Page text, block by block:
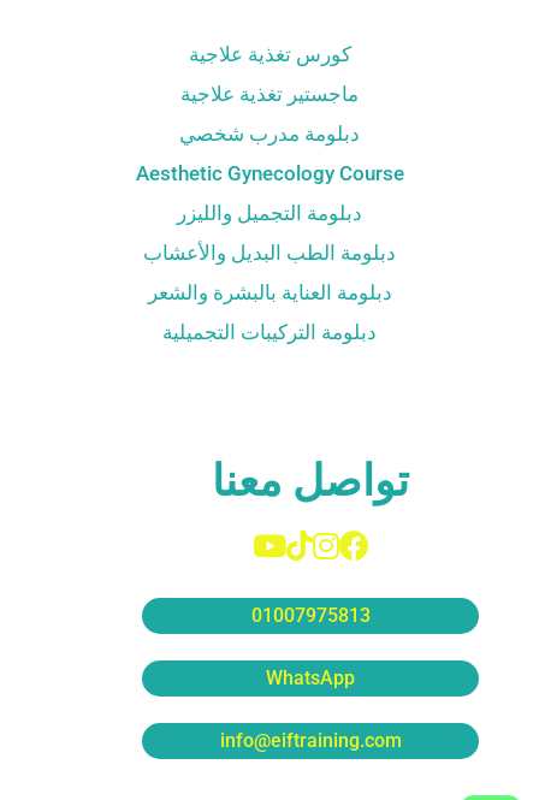
كورس تغذية علاجية
ماجستير تغذية علاجية
دبلومة مدرب شخصي
Aesthetic Gynecology Course
دبلومة التجميل والليزر
دبلومة الطب البديل والأعشاب
دبلومة العناية بالبشرة والشعر
دبلومة التركيبات التجميلية
تواصل معنا
01007975813
WhatsApp
info@eiftraining.com